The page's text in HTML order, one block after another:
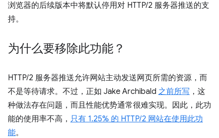
浏览器的后续版本中将默认停用对 HTTP/2 服务器推送的支
持。
为什么要移除此功能？
HTTP/2 服务器推送允许网站主动发送网页所需的资源，而
不是等待请求。不过，正如 Jake Archibald 之前所写 ，这
种做法存在问题，而且性能优势通常很难实现。因此，此功
能的使用率不高， 只有 1.25% 的 HTTP/2 网站在使用此功
能。